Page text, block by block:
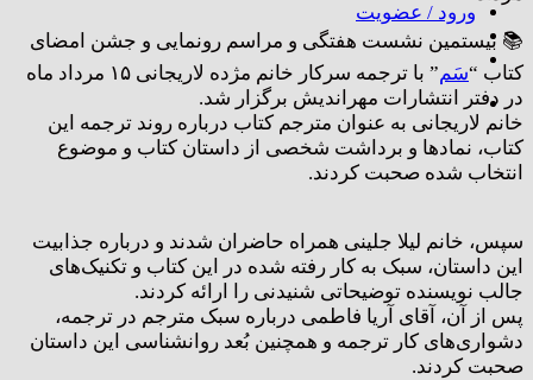
ورود / عضویت
📚 بیستمین نشست هفتگی و مراسم رونمایی و جشن امضای
کتاب “سَم
” با ترجمه سرکار خانم مژده لاریجانی ۱۵ مرداد ماه
در دفتر انتشارات مهراندیش برگزار شد.
خانم لاریجانی به عنوان مترجم کتاب درباره روند ترجمه این
کتاب، نمادها و برداشت شخصی از داستان کتاب و موضوع
انتخاب شده صحبت کردند.
سپس، خانم لیلا جلینی همراه حاضران شدند و درباره جذابیت
این داستان، سبک به کار رفته شده در این کتاب و تکنیک‌های
جالب نویسنده توضیحاتی شنیدنی را ارائه کردند.
پس از آن، آقای آریا فاطمی درباره سبک مترجم در ترجمه،
دشواری‌های کار ترجمه و همچنین بُعد روانشناسی این داستان
صحبت کردند.